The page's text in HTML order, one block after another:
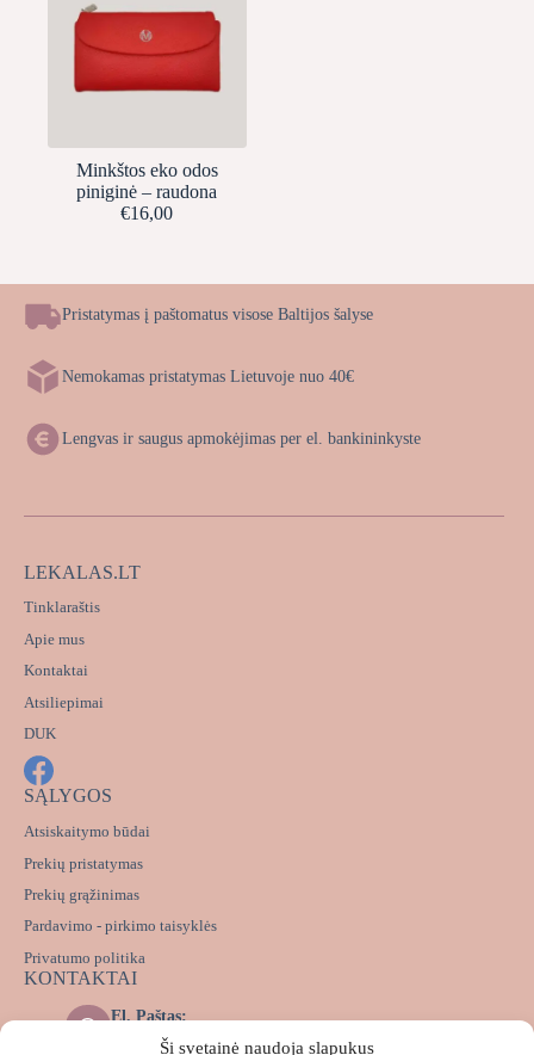
Ši svetainė naudoja slapukus
Minkštos eko odos
piniginė – raudona
€16,00
Pristatymas į paštomatus visose Baltijos šalyse
Nemokamas pristatymas Lietuvoje nuo 40€
Lengvas ir saugus apmokėjimas per el. bankininkyste
LEKALAS.LT
Tinklaraštis
Apie mus
Kontaktai
Atsiliepimai
DUK
SĄLYGOS
Atsiskaitymo būdai
Prekių pristatymas
Prekių grąžinimas
Pardavimo - pirkimo taisyklės
Privatumo politika
KONTAKTAI
El. Paštas:
info@lekalas.lt